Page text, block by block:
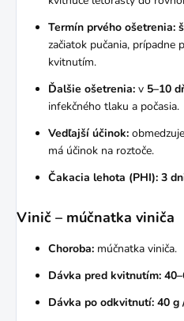
Termín prvého ošetrenia:
začiatok pučania, prípadne
kvitnutím.
Ďalšie ošetrenia: v 5–10
infekčného tlaku a počasia.
Vedľajší účinok:
má účinok na roztoče.
Čakacia lehota (PHI): 3
Vinič – múčnatka viniča
Choroba: múčnatka viniča.
Dávka pred kvitnutím:
Dávka po odkvitnutí: 40 g